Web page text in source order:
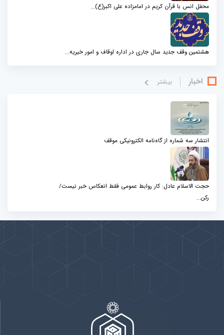
محفل انس با قرآن کریم در امامزاده علی اکبر(ع)...
هشتمین وقف جدید سال جاری در اداره اوقاف و امور خیریه...
اخبار بيشتر
انتشار سه شماره از گاه‌نامه الکترونیکی موقف
حجت الاسلام عادل: کار روابط عمومی فقط انعکاس خبر نیست/
رکن...